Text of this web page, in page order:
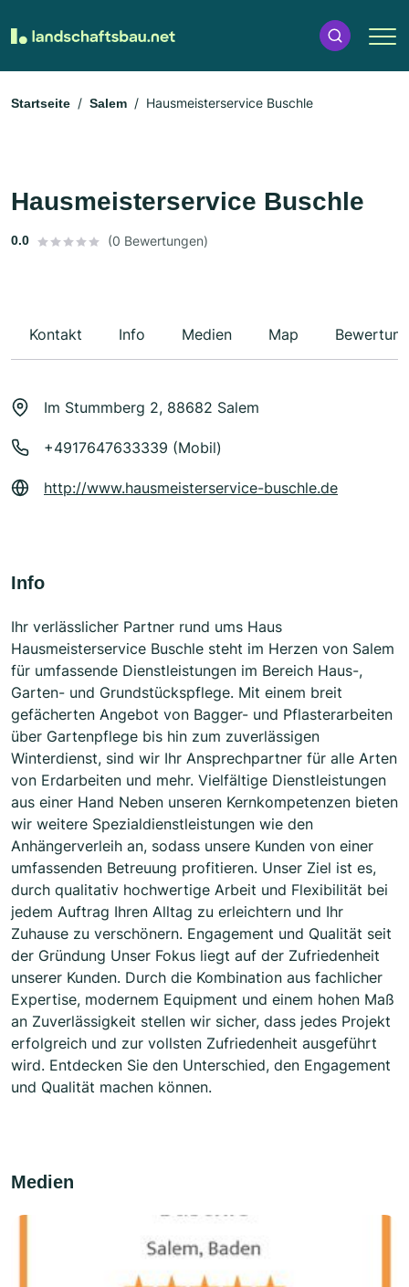
Startseite Salem Hausmeisterservice Buschle
Hausmeisterservice Buschle
0.0 (0 Bewertungen)
Kontakt Info Medien Map
Im Stummberg 2, 88682 Salem
+4917647633339 (Mobil)
http://www.hausmeisterservice-buschle.de
Info
Ihr verlässlicher Partner rund ums Haus
Hausmeisterservice Buschle steht im Herzen von Salem
für umfassende Dienstleistungen im Bereich Haus-,
Garten- und Grundstückspflege. Mit einem breit
gefächerten Angebot von Bagger- und Pflasterarbeiten
über Gartenpflege bis hin zum zuverlässigen
Winterdienst, sind wir Ihr Ansprechpartner für alle Arten
von Erdarbeiten und mehr. Vielfältige Dienstleistungen
aus einer Hand Neben unseren Kernkompetenzen bieten
wir weitere Spezialdienstleistungen wie den
Anhängerverleih an, sodass unsere Kunden von einer
umfassenden Betreuung profitieren. Unser Ziel ist es,
durch qualitativ hochwertige Arbeit und Flexibilität bei
jedem Auftrag Ihren Alltag zu erleichtern und Ihr
Zuhause zu verschönern. Engagement und Qualität seit
der Gründung Unser Fokus liegt auf der Zufriedenheit
unserer Kunden. Durch die Kombination aus fachlicher
Expertise, modernem Equipment und einem hohen Maß
an Zuverlässigkeit stellen wir sicher, dass jedes Projekt
erfolgreich und zur vollsten Zufriedenheit ausgeführt
wird. Entdecken Sie den Unterschied, den Engagement
und Qualität machen können.
Medien